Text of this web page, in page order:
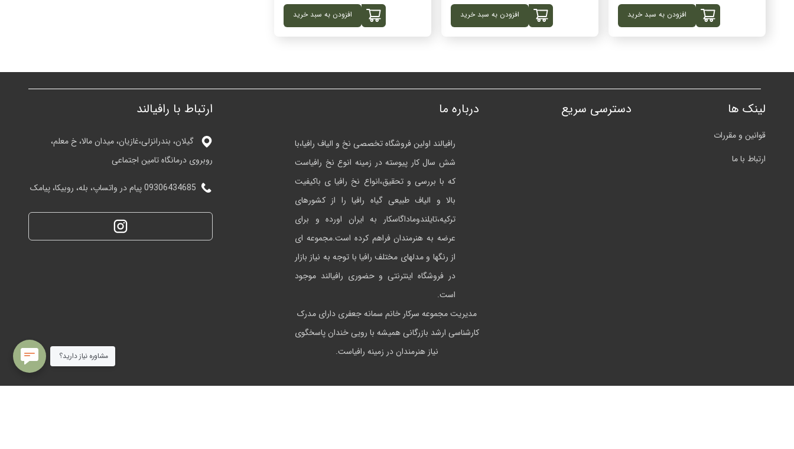
افزودن به سبد خرید افزودن به سبد خرید افزودن به سبد خرید
مشاوره نیاز دارید؟
لینک ها
قوانین و مقررات
ارتباط با ما
دسترسی سریع درباره ما
رافیالند اولین فروشگاه تخصصی نخ و الیاف رافیا،با
شش سال کار پیوسته در زمینه انوع نخ رافیاست
که با بررسی و تحقیق،انواع نخ رافیا ی باکیفیت
بالا و الیاف طبیعی گیاه رافیا را از کشورهای
ترکیه،تایلندوماداگاسکار به ایران اورده و برای
عرضه به هنرمندان فراهم کرده است.مجموعه ای
از رنگها و مدلهای مختلف رافیا با توجه به نیاز بازار
در فروشگاه اینترنتی و حضوری رافیالند موجود
است.
مدیریت مجموعه سرکار خانم سمانه جعفری دارای مدرک
کارشناسی ارشد بازرگانی همیشه با رویی خندان پاسخگوی
نیاز هنرمندان در زمینه رافیاست.
ارتباط با رافیالند
گیلان، بندرانزلی،غازیان، میدان مالا، خ معلم،
روبروی درمانگاه تامین اجتماعی
09306434685 پیام در واتساپ، بله، روبیکا، پیامک